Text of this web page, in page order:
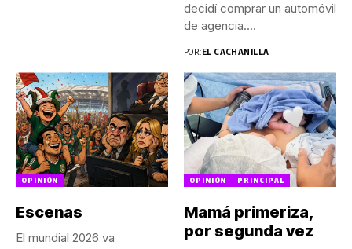
decidí comprar un automóvil
de agencia....
POR:EL CACHANILLA
OPINIÓN
Escenas
El mundial 2026 va
OPINIÓN PRINCIPAL
Mamá primeriza,
por segunda vez